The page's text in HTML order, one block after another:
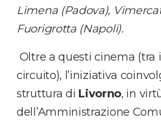
Limena (Padova),
Fuorigrotta (Napoli).
Oltre a questi cinema (tra
circuito), l’iniziativa
struttura di Livorno, in
dell’Amministrazione